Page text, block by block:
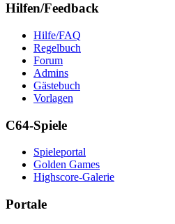
Hilfen/Feedback
Hilfe/FAQ
Regelbuch
Forum
Admins
Gästebuch
Vorlagen
C64-Spiele
Spieleportal
Golden Games
Highscore-Galerie
Portale